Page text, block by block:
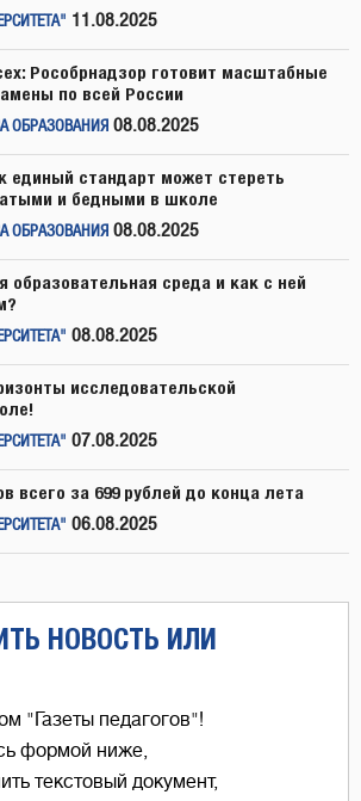
11.08.2025
Рособрнадзор готовит масштабные
по всей России
ОБРАЗОВАНИЯ 08.08.2025
единый стандарт может стереть
и бедными в школе
ОБРАЗОВАНИЯ 08.08.2025
образовательная среда и как с ней
08.08.2025
исследовательской
07.08.2025
всего за 699 рублей до конца лета
06.08.2025
НОВОСТЬ ИЛИ
"Газеты педагогов"!
формой ниже,
текстовый документ,